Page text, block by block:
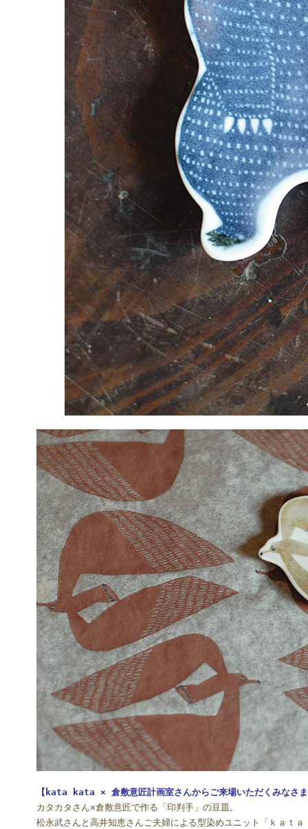
【kata kata × 倉敷意匠計画室さんからご来場いただくみなさ
カタカタさん×倉敷意匠で作る「印判手」の豆皿。
松永武さんと高井知恵さんご夫婦による型染めユニット「ｋａｔ